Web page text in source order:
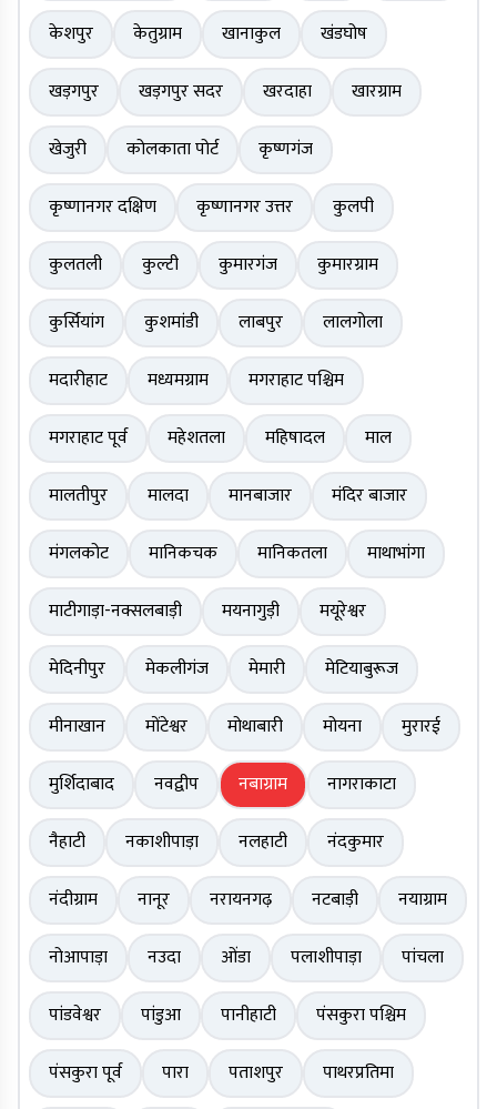
केशपुर
केतुग्राम खानाकुल
खंडघोष
खड़गपुर
खड़गपुर सदर खरदाहा
खारग्राम
खेजुरी
कोलकाता पोर्ट
कृष्णगंज
कृष्णानगर दक्षिण
कृष्णानगर उत्तर
कुलपी
कुलतली
कुल्टी कुमारगंज
कुमारग्राम
कुर्सियांग
कुशमांडी लाबपुर
लालगोला
मदारीहाट
मध्यमग्राम
मगराहाट पश्चिम
मगराहाट पूर्व
महेशतला महिषादल
माल
मालतीपुर
मालदा मानबाजार
मंदिर बाजार
मंगलकोट
मानिकचक मानिकतला
माथाभांगा
माटीगाड़ा-नक्सलबाड़ी
मयनागुड़ी
मयूरेश्वर
मेदिनीपुर
मेकलीगंज मेमारी
मेटियाबुरूज
मीनाखान
मोंटेश्वर मोथाबारी मोयना
मुरारई
मुर्शिदाबाद
नवद्वीप नबाग्राम
नागराकाटा
नैहाटी
नकाशीपाड़ा नलहाटी
नंदकुमार
नंदीग्राम
नानूर नरायनगढ़ नटबाड़ी
नयाग्राम
नोआपाड़ा
नउदा ओंडा पलाशीपाड़ा
पांचला
पांडवेश्वर
पांडुआ पानीहाटी
पंसकुरा पश्चिम
पंसकुरा पूर्व
पारा पताशपुर पाथरप्रतिमा